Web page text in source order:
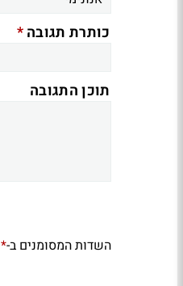
כותרת תגובה*
תוכן התגובה
השדות המסומנים ב-*